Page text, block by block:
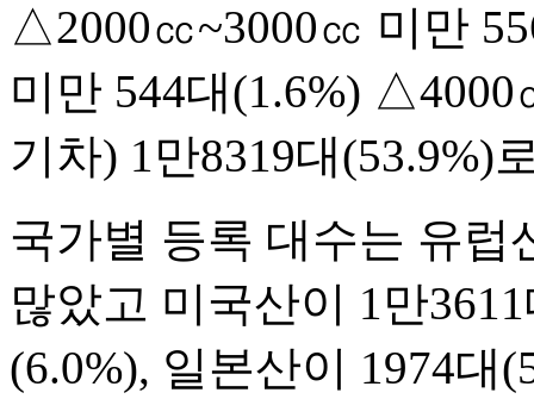
△2000㏄~3000㏄ 미만
미만 544대(1.6%)
기차) 1만8319대(53.9%)
국가별 등록 대수는 유럽
많았고 미국산이 1만
(6.0%), 일본산이 1974대